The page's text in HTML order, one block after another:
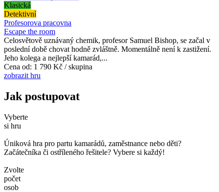
Klasická
Detektivní
Profesorova pracovna
Escape the room
Celosvětově uznávaný chemik, profesor Samuel Bishop, se začal v
poslední době chovat hodně zvláštně. Momentálně není k zastižení.
Jeho kolega a nejlepší kamarád,...
Cena od: 1 790 Kč / skupina
zobrazit hru
Jak postupovat
Vyberte
si hru
Úniková hra pro partu kamarádů, zaměstnance nebo děti?
Začátečníka či ostříleného řešitele? Vybere si každý!
Zvolte
počet
osob